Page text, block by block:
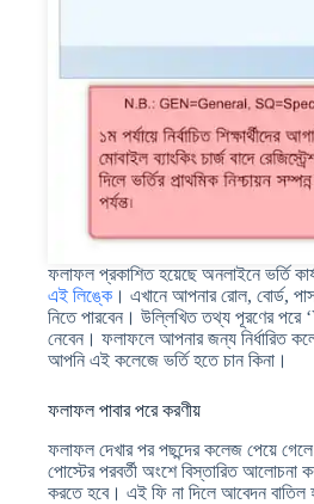
ফলাফল প্রকাশিত হয়েছে অনলাইনে ভর্তি
এই লিঙ্কে । এখানে আপনার রোল, বোর্ড,
নিতে পারবেন। উল্লিখিত তথ্য পূরণের পরে
নেবেন। ফলাফলে আপনার জন্য নির্ধারিত
আপনি এই কলেজে ভর্তি হতে চান কিনা।
ফলাফল পাবার পরে করণীয়
ফলাফল দেখার পর পছন্দের কলেজ পেয়ে গেলে
পোস্টের পরবর্তী অংশে বিস্তারিত আলোচনা
করতে হবে। এই ফি না দিলে আবেদন বাতিল